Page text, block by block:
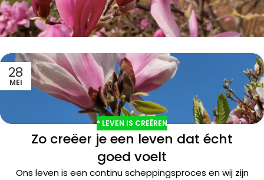
28
MEI
* LEVEN IS CREËREN
Zo creëer je een leven dat écht
goed voelt
Ons leven is een continu scheppingsproces en wij zijn